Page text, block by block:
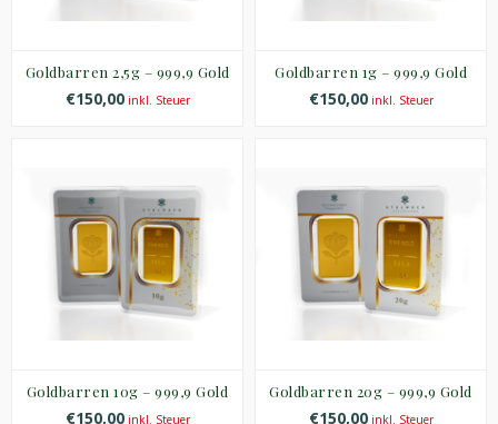
Goldbarren 2,5g – 999,9 Gold
€150,00inkl. Steuer
Goldbarren 1g – 999,9 Gold
€150,00inkl. Steuer
Goldbarren 10g – 999,9 Gold
€150,00inkl. Steuer
Goldbarren 20g – 999,9 Gold
€150,00inkl. Steuer